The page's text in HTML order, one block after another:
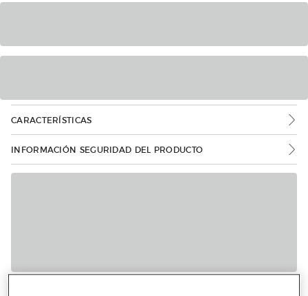
CARACTERÍSTICAS
INFORMACIÓN SEGURIDAD DEL PRODUCTO